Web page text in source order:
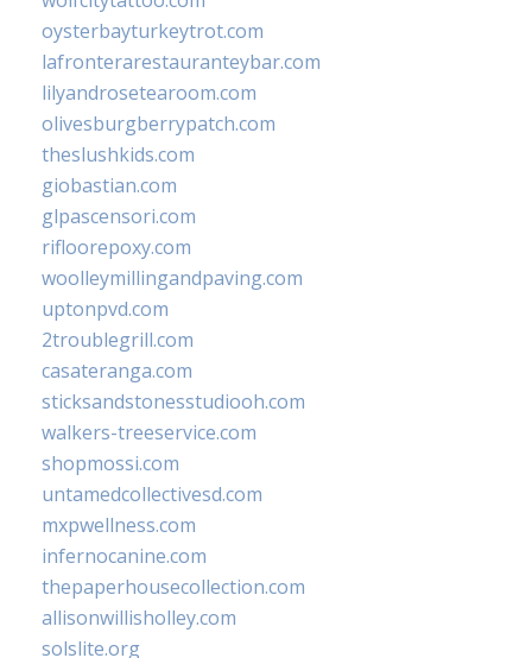
oysterbayturkeytrot.com
lafronterarestauranteybar.com
lilyandrosetearoom.com
olivesburgberrypatch.com
theslushkids.com
giobastian.com
glpascensori.com
rifloorepoxy.com
woolleymillingandpaving.com
uptonpvd.com
2troublegrill.com
casateranga.com
sticksandstonesstudiooh.com
walkers-treeservice.com
shopmossi.com
untamedcollectivesd.com
mxpwellness.com
infernocanine.com
thepaperhousecollection.com
allisonwillisholley.com
solslite.org